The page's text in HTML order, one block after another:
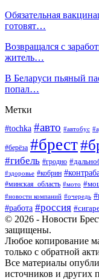
Обязательная
готовят…
Возвращался с
житель…
В Беларуси пьяный
попал…
Метки
#tochka #авто #автобус
#берёза #брест
#гибель #гродно
#здоровье #кобрин
#минская_область #мото
#новости компаний #очередь
#работа #россия
© 2026 - Новости
защищены.
Любое копирование
только с обратной
Все материалы
источников и других